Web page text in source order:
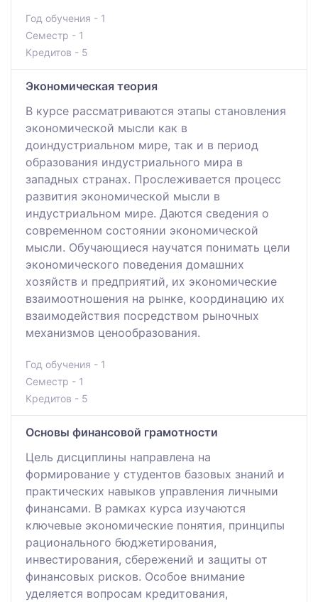
Год обучения - 1
Семестр - 1
Кредитов - 5
Экономическая теория
В курсе рассматриваются этапы становления
экономической мысли как в
доиндустриальном мире, так и в период
образования индустриального мира в
западных странах. Прослеживается процесс
развития экономической мысли в
индустриальном мире. Даются сведения о
современном состоянии экономической
мысли. Обучающиеся научатся понимать цели
экономического поведения домашних
хозяйств и предприятий, их экономические
взаимоотношения на рынке, координацию их
взаимодействия посредством рыночных
механизмов ценообразования.
Год обучения - 1
Семестр - 1
Кредитов - 5
Основы финансовой грамотности
Цель дисциплины направлена на
формирование у студентов базовых знаний и
практических навыков управления личными
финансами. В рамках курса изучаются
ключевые экономические понятия, принципы
рационального бюджетирования,
инвестирования, сбережений и защиты от
финансовых рисков. Особое внимание
уделяется вопросам кредитования,